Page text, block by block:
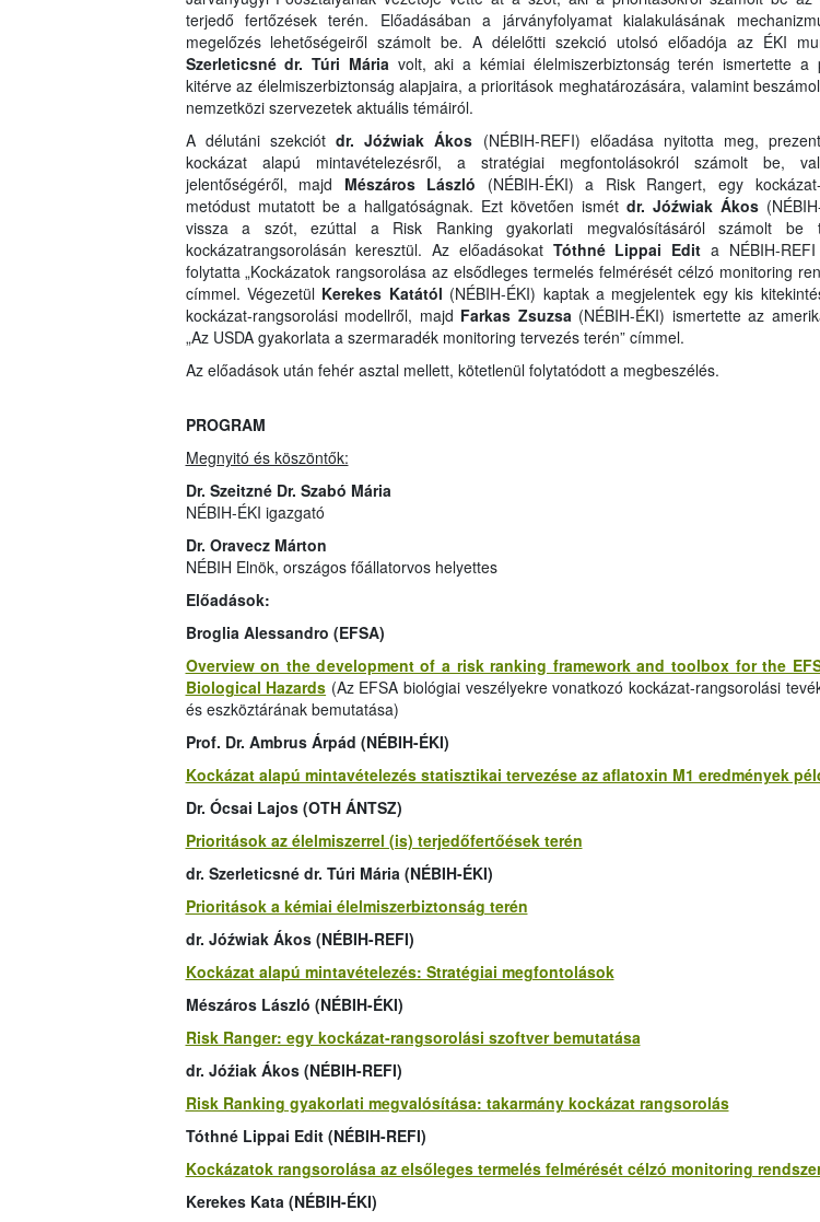
terjedő fertőzések terén. Előadásában a járványfolyamat kialakulásának
megelőzés lehetőségeiről számolt be. A délelőtti szekció utolsó előadója az ÉKI
Szerleticsné dr. Túri Máriavolt, aki a kémiai élelmiszerbiztonság terén ismertette a
kitérve az élelmiszerbiztonság alapjaira, a prioritások meghatározására, valamint
nemzetközi szervezetek aktuális témáiról.
A délutáni szekciótdr. Jóźwiak Ákos (NÉBIH-REFI) előadása nyitotta meg,
kockázat alapú mintavételezésről, a stratégiai megfontolásokról számolt be,
jelentőségéről, majd Mészáros László (NÉBIH-ÉKI) a Risk Rangert, egy
metódust mutatott be a hallgatóságnak. Ezt követően ismétdr. Jóźwiak Ákos
vissza a szót, ezúttal a Risk Ranking gyakorlati megvalósításáról számolt be
kockázatrangsorolásán keresztül. Az előadásokat Tóthné Lippai Edit a NÉBIH-
folytatta „Kockázatok rangsorolása az elsődleges termelés felmérését célzó monitoring
címmel. Végezetül Kerekes Katától (NÉBIH-ÉKI) kaptak a megjelentek egy kis
kockázat-rangsorolási modellről, majd Farkas Zsuzsa (NÉBIH-ÉKI) ismertette az
„Az USDA gyakorlata a szermaradék monitoring tervezés terén” címmel.
Az előadások után fehér asztal mellett, kötetlenül folytatódott a megbeszélés.
PROGRAM
Megnyitó és köszöntők:
Dr. Szeitzné Dr. Szabó Mária
NÉBIH-ÉKI igazgató
Dr. Oravecz Márton
NÉBIH Elnök, országos főállatorvos helyettes
Előadások:
Broglia Alessandro (EFSA)
Overview on the development of a risk ranking framework and toolbox for the
Biological Hazards (Az EFSA biológiai veszélyekre vonatkozó kockázat-rangsorolási
és eszköztárának bemutatása)
Prof. Dr. Ambrus Árpád (NÉBIH-ÉKI)
Kockázat alapú mintavételezés statisztikai tervezése az aflatoxin M1 eredmények
Dr. Ócsai Lajos (OTH ÁNTSZ)
Prioritások az élelmiszerrel (is) terjedőfertőések terén
dr. Szerleticsné dr. Túri Mária (NÉBIH-ÉKI)
Prioritások a kémiai élelmiszerbiztonság terén
dr. Jóźwiak Ákos (NÉBIH-REFI)
Kockázat alapú mintavételezés: Stratégiai megfontolások
Mészáros László (NÉBIH-ÉKI)
Risk Ranger: egy kockázat-rangsorolási szoftver bemutatása
dr. Jóźiak Ákos (NÉBIH-REFI)
Risk Ranking gyakorlati megvalósítása: takarmány kockázat rangsorolás
Tóthné Lippai Edit (NÉBIH-REFI)
Kockázatok rangsorolása az elsőleges termelés felmérését célzó monitoring
Kerekes Kata (NÉBIH-ÉKI)